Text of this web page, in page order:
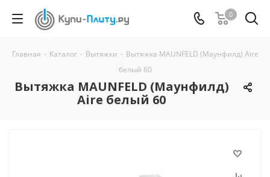
0
Главная - Каталог - Вытяжки - Вытяжка MAUNFELD (Маунфилд) Aire
белый 60
Вытяжка MAUNFELD (Маунфилд)
Aire белый 60